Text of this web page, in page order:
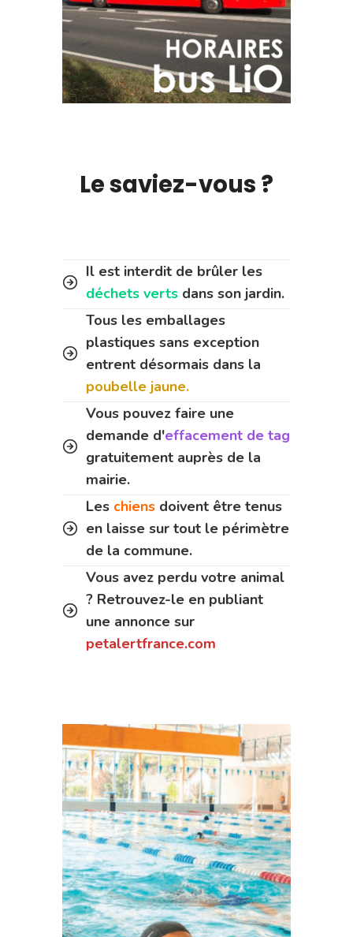
Le saviez-vous ?
Il est interdit de brûler les
déchets verts dans son jardin.
Tous les emballages
plastiques sans exception
entrent désormais dans la
poubelle jaune.
Vous pouvez faire une
demande d'effacement de tag
gratuitement auprès de la
mairie.
Les chiens doivent être tenus
en laisse sur tout le périmètre
de la commune.
Vous avez perdu votre animal
? Retrouvez-le en publiant
une annonce sur
petalertfrance.com